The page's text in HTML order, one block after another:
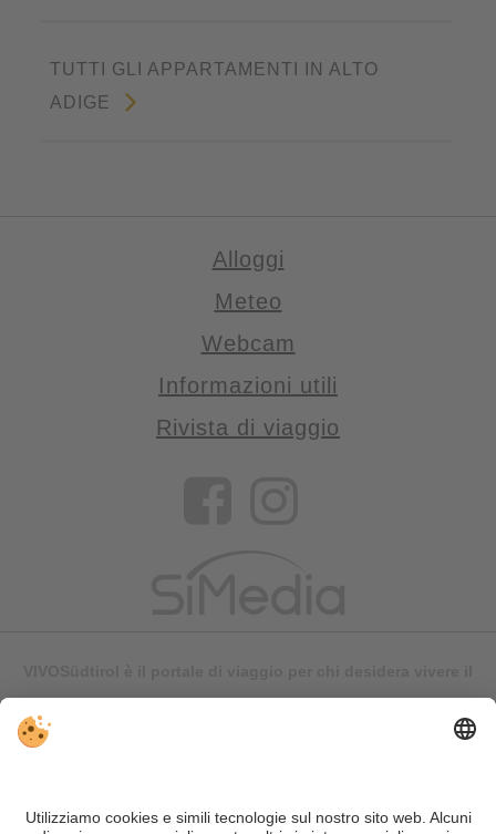
TUTTI GLI APPARTAMENTI IN ALTO
ADIGE
Alloggi
Meteo
Webcam
Informazioni utili
Rivista di viaggio